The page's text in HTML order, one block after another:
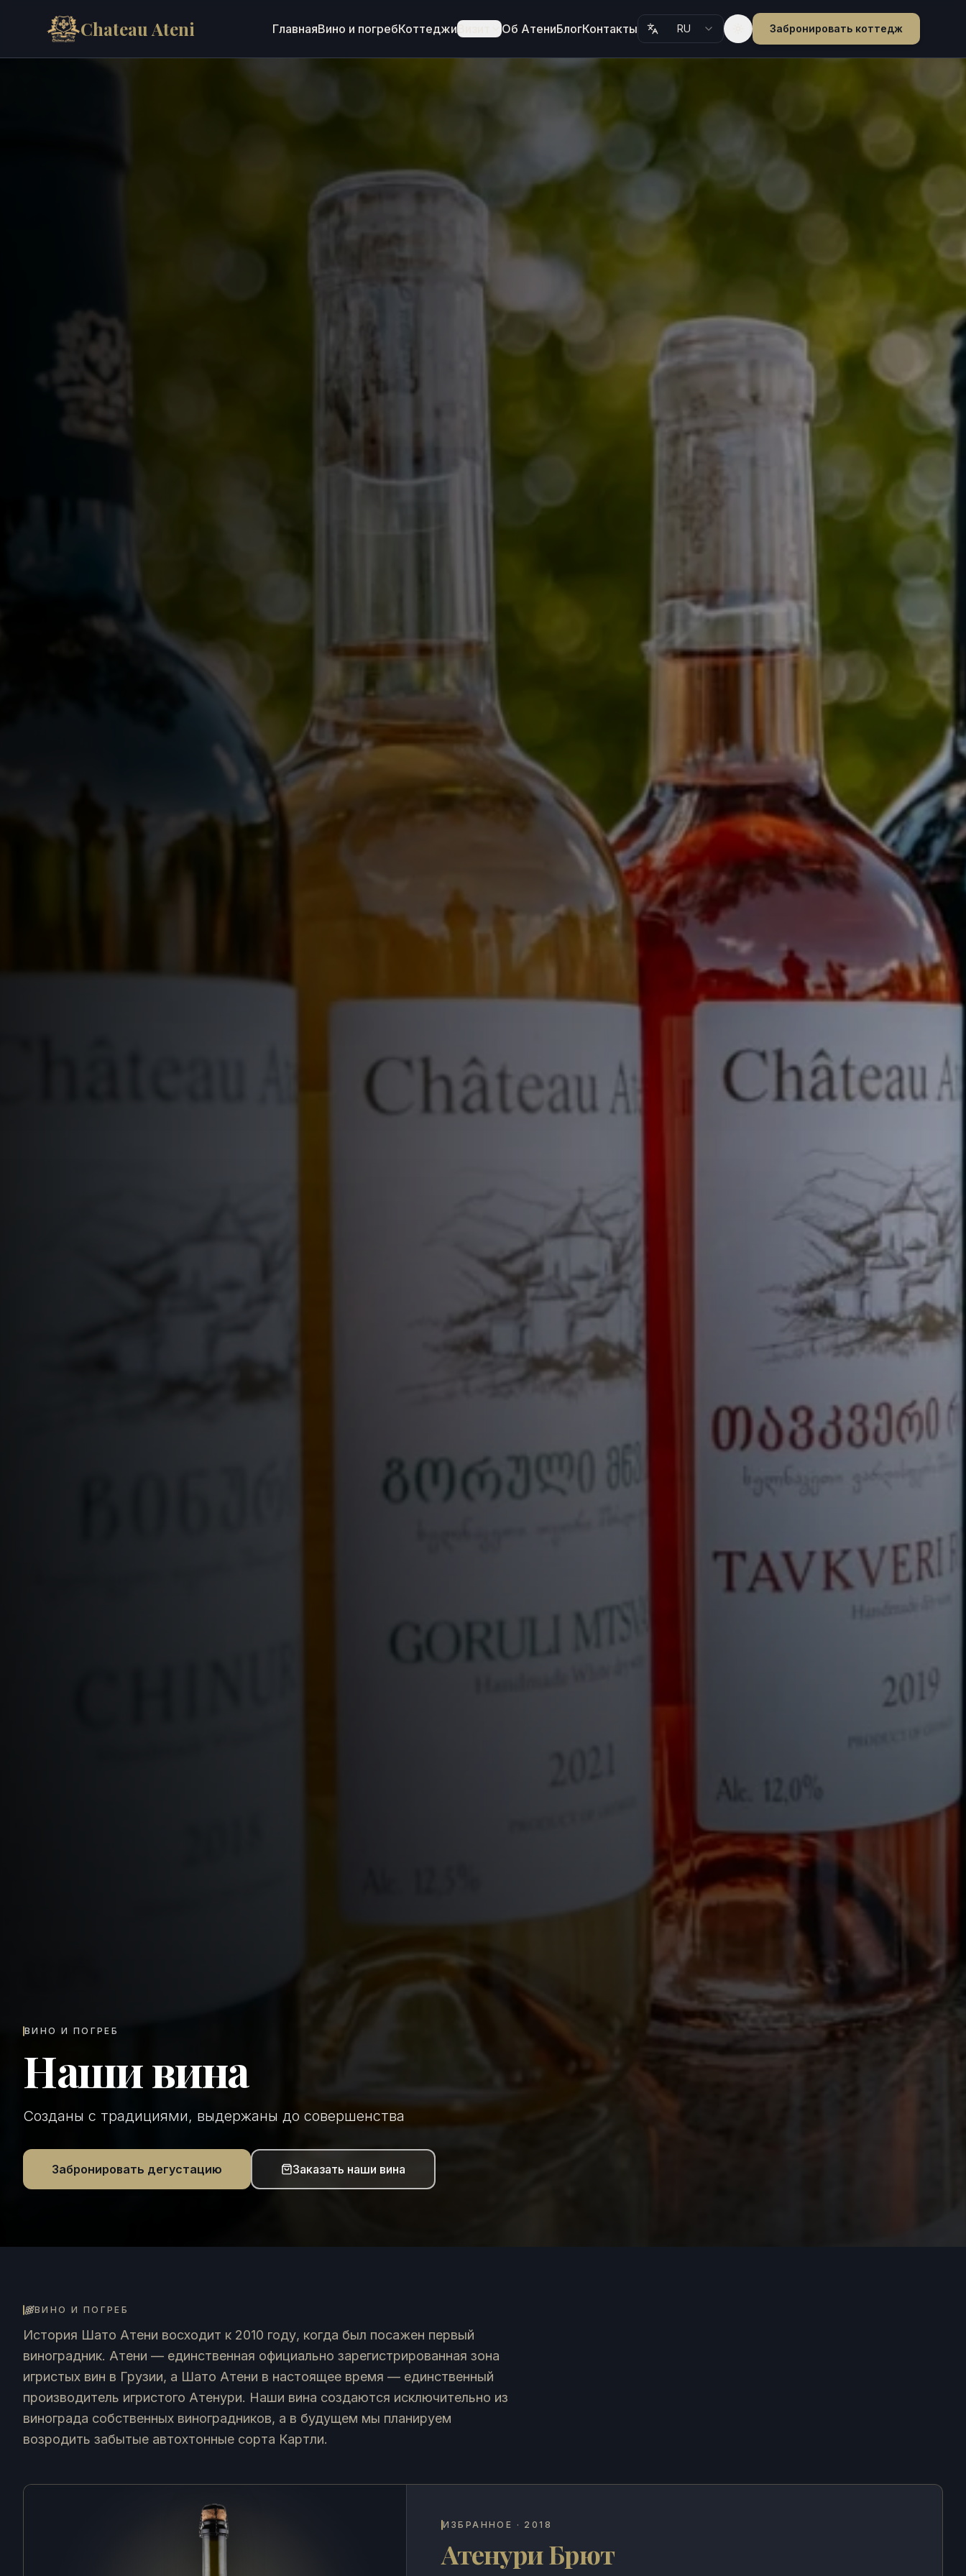
Chateau Ateni ГлавнаяВино и погребКоттеджиВизит Об АтениБлогКонтакты RU Toggle theme
Забронировать коттедж
ВИНО И ПОГРЕБ
Наши вина
Созданы с традициями, выдержаны до совершенства
Забронировать дегустацию Заказать наши вина
ВИНО И ПОГРЕБ
История Шато Атени восходит к 2010 году, когда был посажен первый
виноградник. Атени — единственная официально зарегистрированная зона
игристых вин в Грузии, а Шато Атени в настоящее время — единственный
производитель игристого Атенури. Наши вина создаются исключительно из
винограда собственных виноградников, а в будущем мы планируем
возродить забытые автохтонные сорта Картли.
ИЗБРАННОЕ · 2018
Атенури Брют